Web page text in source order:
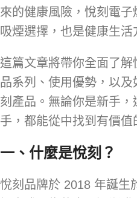
來的健康風險，悅刻電
吸煙選擇，也是健康生活
這篇文章將帶你全面了
品系列、使用優勢，以
刻產品。無論你是新手
手，都能從中找到有價值
一、什麼是悅刻？
悅刻品牌於 2018 年誕生